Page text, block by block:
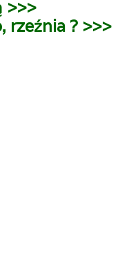
>>>
rzeźnia ? >>>